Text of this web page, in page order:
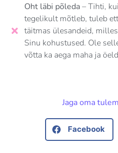
Oht läbi põleda– Tihti,
tegelikult mõtleb, tuleb
täitmas ülesandeid,
Sinu kohustused. Ole
võtta ka aega maha ja
Jaga oma
Facebook